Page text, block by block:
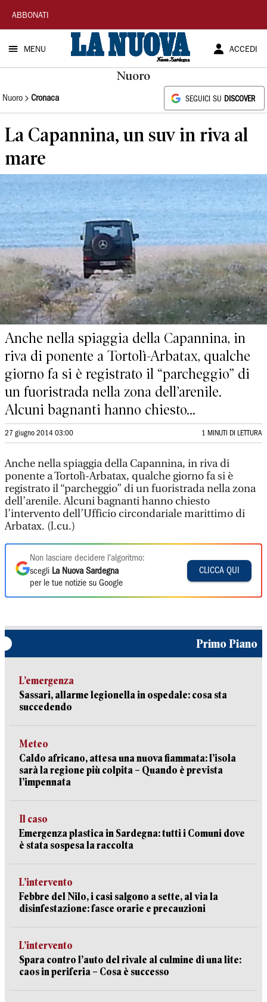
La
Nuova
Sardegna
ABBONATI
MENU ACCEDI
Nuoro
Nuoro Cronaca SEGUICI SU DISCOVER
La Capannina, un suv in riva al
mare
Anche nella spiaggia della Capannina, in
riva di ponente a Tortolì-Arbatax, qualche
giorno fa si è registrato il “parcheggio” di
un fuoristrada nella zona dell’arenile.
Alcuni bagnanti hanno chiesto...
27 giugno 2014 03:00 1 MINUTI DI LETTURA
Anche nella spiaggia della Capannina, in riva di
ponente a Tortolì-Arbatax, qualche giorno fa si è
registrato il “parcheggio” di un fuoristrada nella zona
dell’arenile. Alcuni bagnanti hanno chiesto
l’intervento dell’Ufficio circondariale marittimo di
Arbatax. (l.cu.)
Non lasciare decidere l'algoritmo:
scegli La Nuova Sardegna
per le tue notizie su Google
CLICCA QUI
Primo Piano
L’emergenza
Sassari, allarme legionella in ospedale: cosa sta
succedendo
Meteo
Caldo africano, attesa una nuova fiammata: l’isola
sarà la regione più colpita – Quando è prevista
l’impennata
Il caso
Emergenza plastica in Sardegna: tutti i Comuni dove
è stata sospesa la raccolta
L’intervento
Febbre del Nilo, i casi salgono a sette, al via la
disinfestazione: fasce orarie e precauzioni
L’intervento
Spara contro l’auto del rivale al culmine di una lite:
caos in periferia – Cosa è successo